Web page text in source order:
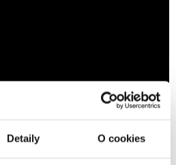
Detaily O cookies
TEJ ISTEJ